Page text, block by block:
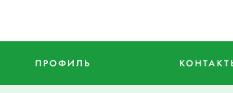
ПРОФИЛЬ